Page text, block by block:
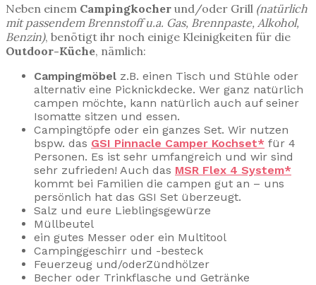
Neben einem Campingkocher und/oder Grill (natürlich
mit passendem Brennstoff u.a. Gas, Brennpaste, Alkohol,
Benzin), benötigt ihr noch einige Kleinigkeiten für die
Outdoor-Küche, nämlich:
Campingmöbel z.B. einen Tisch und Stühle oder
alternativ eine Picknickdecke. Wer ganz natürlich
campen möchte, kann natürlich auch auf seiner
Isomatte sitzen und essen.
Campingtöpfe oder ein ganzes Set. Wir nutzen
bspw. das GSI Pinnacle Camper Kochset* für 4
Personen. Es ist sehr umfangreich und wir sind
sehr zufrieden! Auch das MSR Flex 4 System*
kommt bei Familien die campen gut an – uns
persönlich hat das GSI Set überzeugt.
Salz und eure Lieblingsgewürze
Müllbeutel
ein gutes Messer oder ein Multitool
Campinggeschirr und -besteck
Feuerzeug und/oderZündhölzer
Becher oder Trinkflasche und Getränke